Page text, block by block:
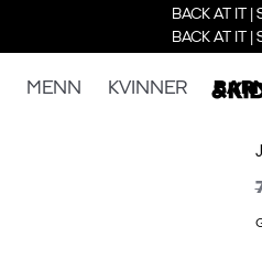
BACK AT IT |
BACK AT IT |
MENN KVINNER